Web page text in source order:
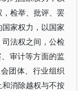
检举、批评、罢
家权力，以国家
法权之间，公检
审计等方面的监
团体、行业组织
消除越权与不按